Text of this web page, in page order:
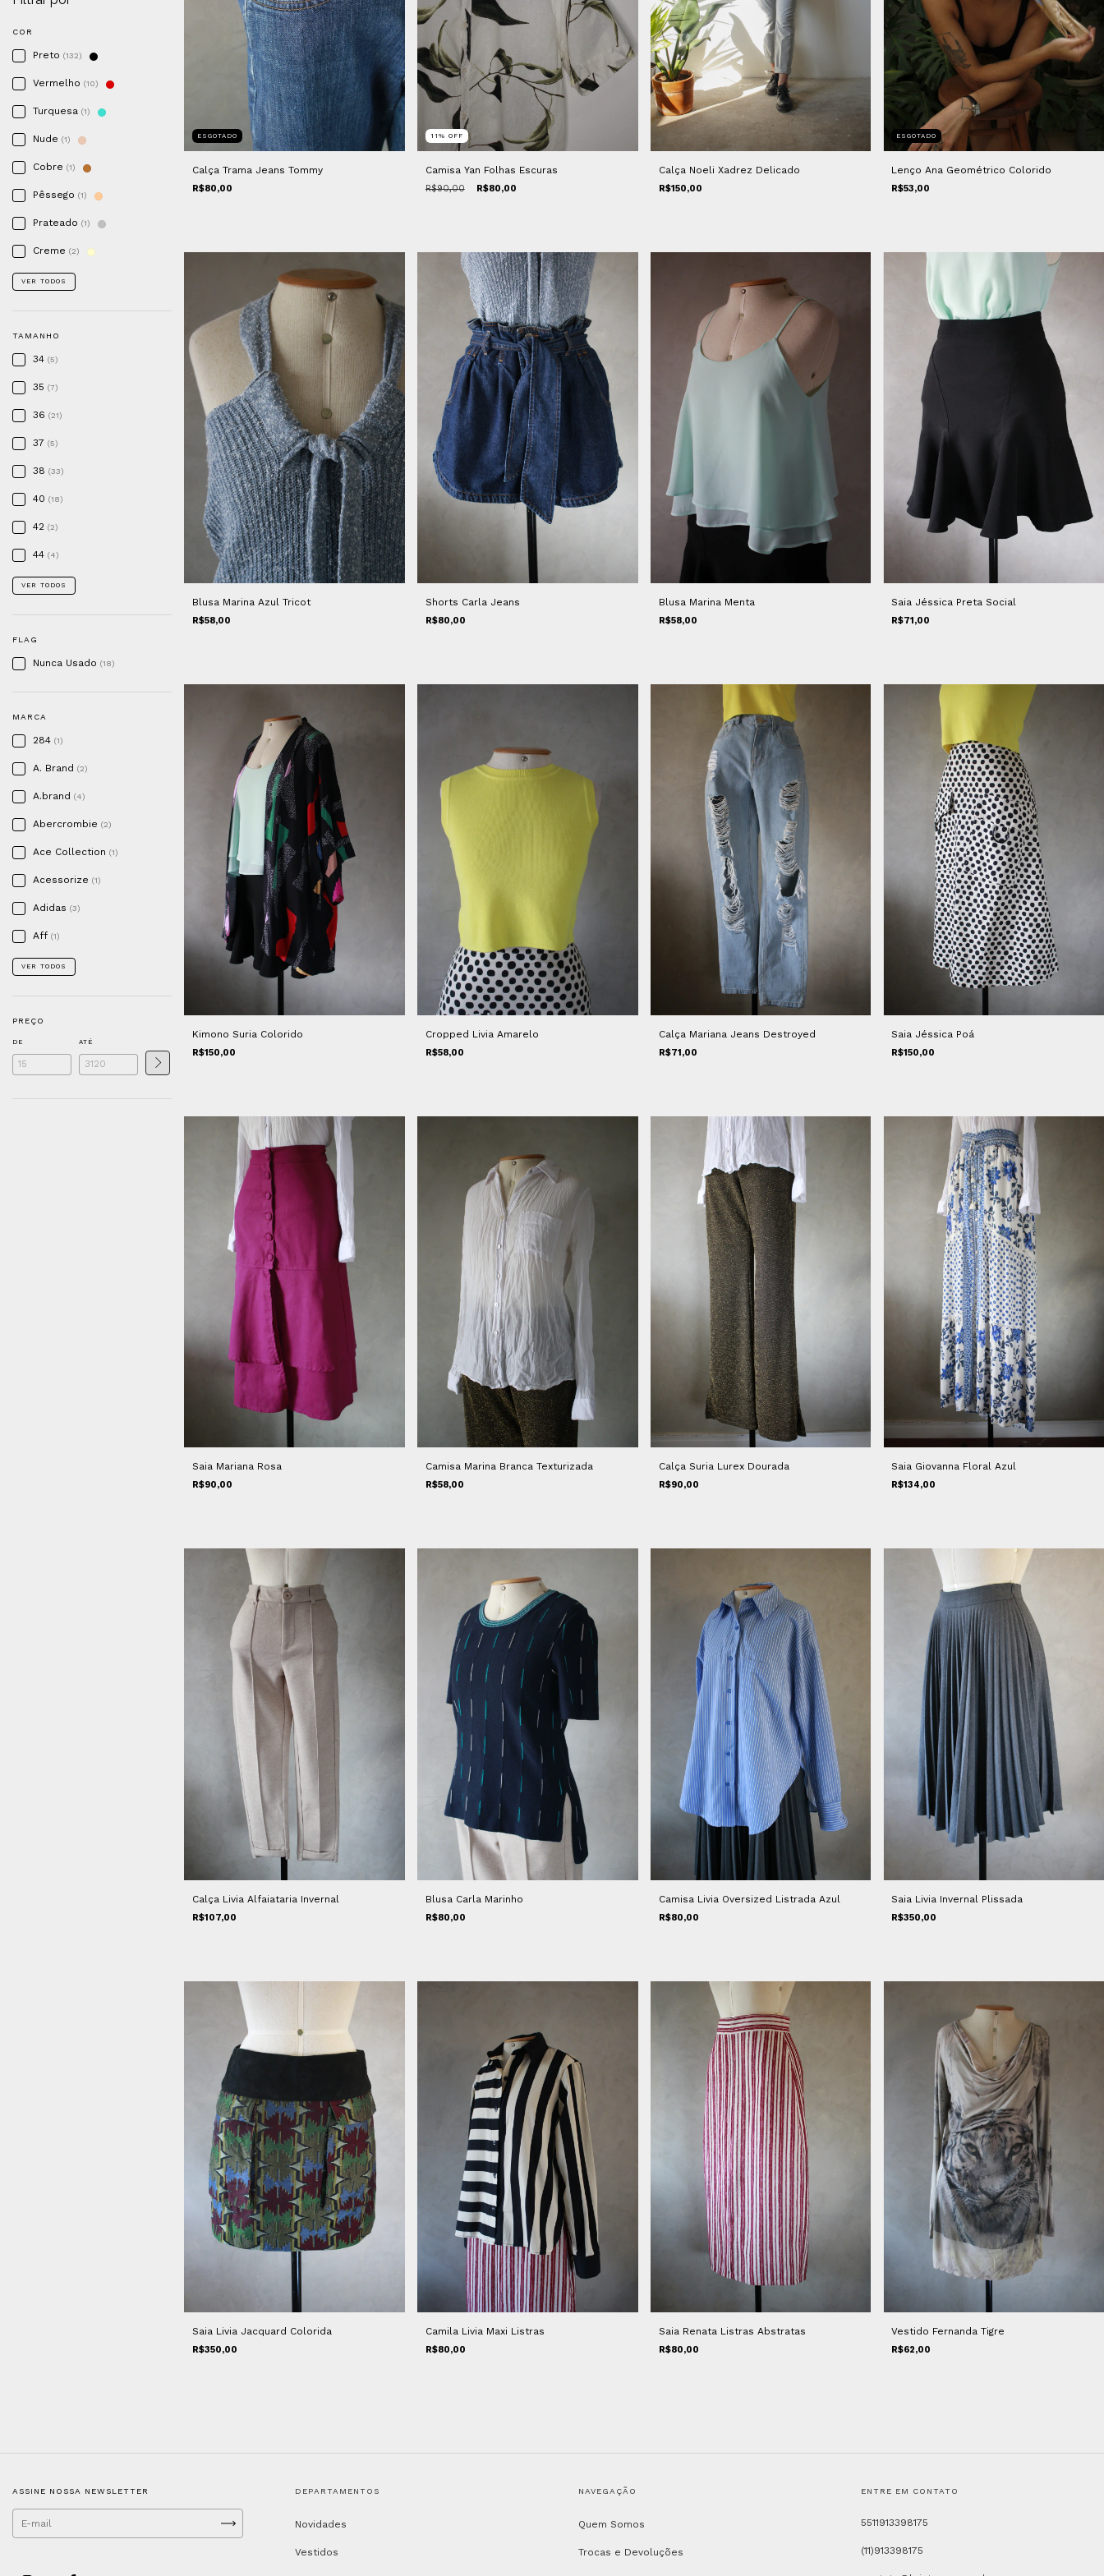
COR
Preto (132)
Vermelho (10)
Turquesa (1)
Nude (1)
Cobre (1)
Pêssego (1)
Prateado (1)
Creme (2)
VER TODOS
TAMANHO
34 (5)
35 (7)
36 (21)
37 (5)
38 (33)
40 (18)
42 (2)
44 (4)
VER TODOS
FLAG
Nunca Usado (18)
MARCA
284 (1)
A. Brand (2)
A.brand (4)
Abercrombie (2)
Ace Collection (1)
Acessorize (1)
Adidas (3)
Aff (1)
VER TODOS
PREÇO
DE ATÉ
ESGOTADO
Calça Trama Jeans Tommy
R$80,00
11 % OFF
Camisa Yan Folhas Escuras
R$90,00 R$80,00
Calça Noeli Xadrez Delicado
R$150,00
ESGOTADO
Lenço Ana Geométrico Colorido
R$53,00
Blusa Marina Azul Tricot
R$58,00
Shorts Carla Jeans
R$80,00
Blusa Marina Menta
R$58,00
Saia Jéssica Preta Social
R$71,00
Kimono Suria Colorido
R$150,00
Cropped Livia Amarelo
R$58,00
Calça Mariana Jeans Destroyed
R$71,00
Saia Jéssica Poá
R$150,00
Saia Mariana Rosa
R$90,00
Camisa Marina Branca Texturizada
R$58,00
Calça Suria Lurex Dourada
R$90,00
Saia Giovanna Floral Azul
R$134,00
Calça Livia Alfaiataria Invernal
R$107,00
Blusa Carla Marinho
R$80,00
Camisa Livia Oversized Listrada Azul
R$80,00
Saia Livia Invernal Plissada
R$350,00
Saia Livia Jacquard Colorida
R$350,00
Camila Livia Maxi Listras
R$80,00
Saia Renata Listras Abstratas
R$80,00
Vestido Fernanda Tigre
R$62,00
ASSINE NOSSA NEWSLETTER DEPARTAMENTOS
Novidades
Vestidos
NAVEGAÇÃO
Quem Somos
Trocas e Devoluções
ENTRE EM CONTATO
5511913398175
(11)913398175